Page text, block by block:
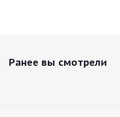
Ранее вы смотрели